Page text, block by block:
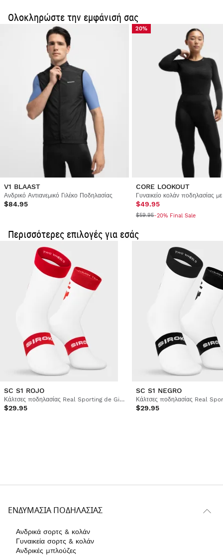
Για λόγους υγιεινής και ασφάλειας, μπορούμε να δεχτούμε
την αλλαγή ή την επιστροφή αυτού του προϊόντος μόνο εάν
έχει χρησιμοποιηθεί και εφόσον η αρχική του μορφή
και η συσκευασία του είναι άθικτες
Ολοκληρώστε την εμφάνισή σας
V1 BLAAST
Ανδρικό Αντιανεμικό Γιλέκο Ποδηλασίας
$84.95
20%
CORE LOOKOUT
Γυναικείο κολάν ποδηλασίας με
$49.95
$59.95-20% Final Sale
Περισσότερες επιλογές για εσάς
SC S1 ROJO
Κάλτσες ποδηλασίας Real Sporting de Gijón x Siroko
$29.95
SC S1 NEGRO
$29.95
ΕΝΔΥΜΑΣΊΑ ΠΟΔΗΛΑΣΊΑΣ
Ανδρικά σορτς & κολάν
Γυναικεία σορτς & κολάν
Ανδρικές μπλούζες